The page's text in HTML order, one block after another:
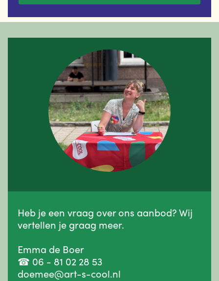
Heb je een vraag over ons aanbod? Wij
vertellen je graag meer.
Emma de Boer
☎ 06 - 81 02 28 53
doemee@art-s-cool.nl